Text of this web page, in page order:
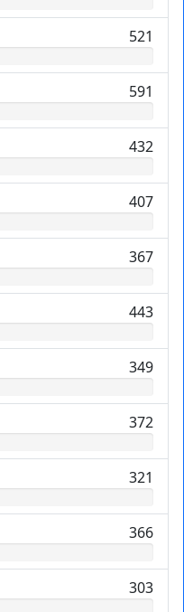
521
591
432
407
367
443
349
372
321
366
303